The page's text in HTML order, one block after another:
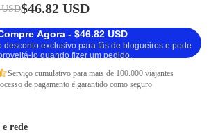
$46.82 USD
Agora - $46.82 USD
desconto exclusivo para fãs de blogueiros e pode
lo quando fizer um pedido.
Serviço cumulativo para mais de 100.000 viajantes
de pagamento é garantido como seguro
rede